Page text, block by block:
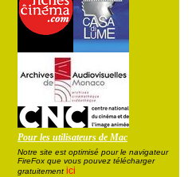
Pour les utilisateurs de Mac
Notre site est optimisé pour le navigateur
FireFox que vous pouvez télécharger
gratuitement ici